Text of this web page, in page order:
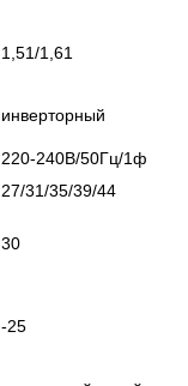
1,51/1,61
инверторный
220-240В/50Гц/1ф
27/31/35/39/44
30
-25